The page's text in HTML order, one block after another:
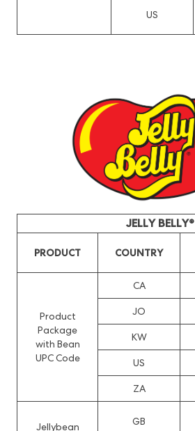
US
JELLY BELLY®
PRODUCT COUNTRY
Product
Package
with Bean
UPC Code
CA
JO
KW
US
ZA
Jellybean
GB